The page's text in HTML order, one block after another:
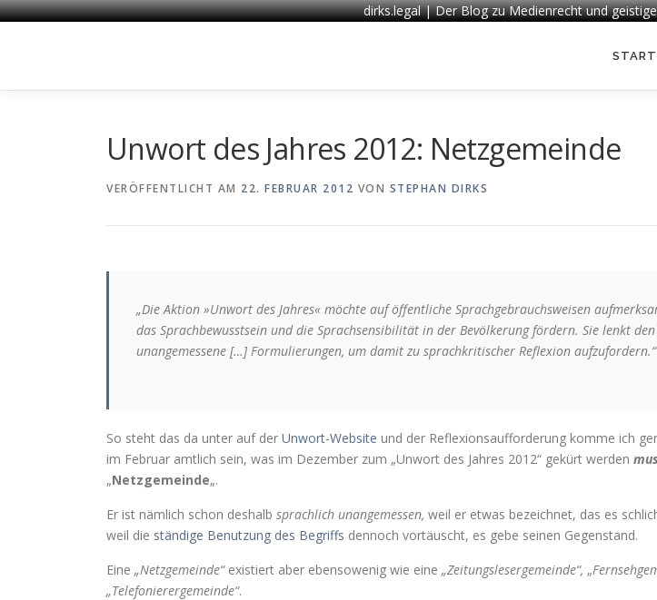
dirks.legal | Der Blog zu Medienrecht und
START
Unwort des Jahres 2012: Netzgemeinde
VERÖFFENTLICHT AM 22. FEBRUAR 2012 VON STEPHAN DIRKS
„Die Aktion »Unwort des Jahres« möchte auf öffentliche Sprachgebrauchsweisen
das Sprachbewusstsein und die Sprachsensibilität in der Bevölkerung fördern. Sie lenkt
unangemessene […] Formulierungen, um damit zu sprachkritischer Reflexion aufzufordern.“
So steht das da unter auf der Unwort-Website und der Reflexionsaufforderung komme ich
im Februar amtlich sein, was im Dezember zum „Unwort des Jahres 2012“ gekürt werden
„Netzgemeinde„.
Er ist nämlich schon deshalb sprachlich unangemessen, weil er etwas bezeichnet, das es
weil die ständige Benutzung des Begriffs dennoch vortäuscht, es gebe seinen Gegenstand.
Eine „Netzgemeinde“existiert aber ebensowenig wie eine „Zeitungslesergemeinde“, „
„Telefonierergemeinde“.